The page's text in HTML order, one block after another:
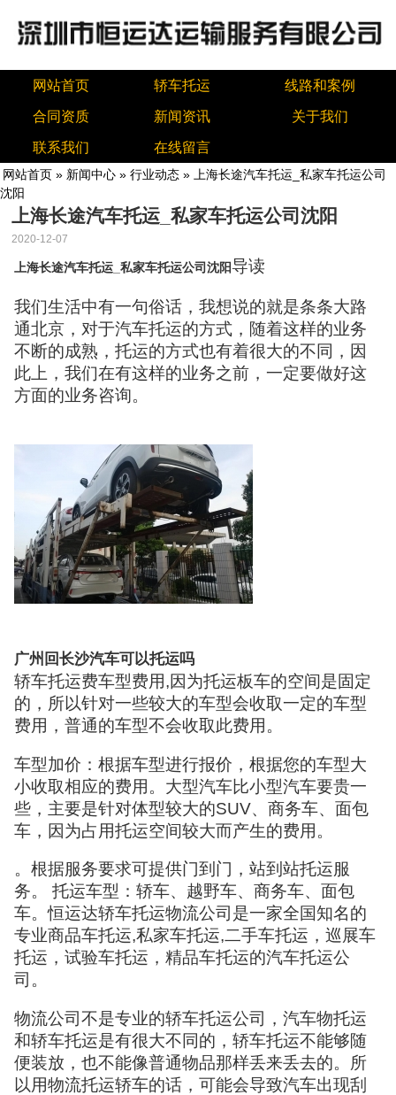
网站首页 轿车托运 线路和案例
合同资质 新闻资讯 关于我们
联系我们 在线留言
网站首页 » 新闻中心 » 行业动态 » 上海长途汽车托运_私家车托运公司
沈阳
上海长途汽车托运_私家车托运公司沈阳
2020-12-07
上海长途汽车托运_私家车托运公司沈阳导读
我们生活中有一句俗话，我想说的就是条条大路
通北京，对于汽车托运的方式，随着这样的业务
不断的成熟，托运的方式也有着很大的不同，因
此上，我们在有这样的业务之前，一定要做好这
方面的业务咨询。
广州回长沙汽车可以托运吗
轿车托运费车型费用,因为托运板车的空间是固定
的，所以针对一些较大的车型会收取一定的车型
费用，普通的车型不会收取此费用。
车型加价：根据车型进行报价，根据您的车型大
小收取相应的费用。大型汽车比小型汽车要贵一
些，主要是针对体型较大的SUV、商务车、面包
车，因为占用托运空间较大而产生的费用。
。根据服务要求可提供门到门，站到站托运服
务。 托运车型：轿车、越野车、商务车、面包
车。恒运达轿车托运物流公司是一家全国知名的
专业商品车托运,私家车托运,二手车托运，巡展车
托运，试验车托运，精品车托运的汽车托运公
司。
物流公司不是专业的轿车托运公司，汽车物托运
和轿车托运是有很大不同的，轿车托运不能够随
便装放，也不能像普通物品那样丢来丢去的。所
以用物流托运轿车的话，可能会导致汽车出现刮